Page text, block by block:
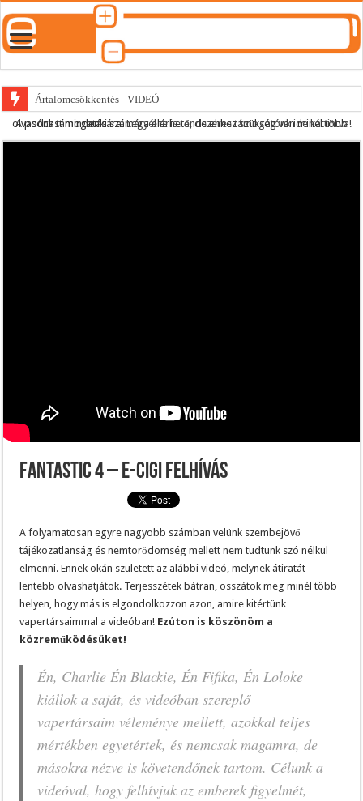
Ártalomcsökkentés - VIDEÓ
E-cigi használati szokások 2.0
A podcast mindenki számára elérhető, de ehhez szükség van minél több olvasónk támogatására.Legyél te is rendszeres támogatónk ide kattintva!
Fantastic 4 – E-cigi felhívás
A folyamatosan egyre nagyobb számban velünk szembejövő
tájékozatlanság és nemtörődömség mellett nem tudtunk szó nélkül
elmenni. Ennek okán született az alábbi videó, melynek átiratát
lentebb olvashatjátok. Terjesszétek bátran, osszátok meg minél több
helyen, hogy más is elgondolkozzon azon, amire kitértünk
vapertársaimmal a videóban! Ezúton is köszönöm a
közreműködésüket!
Én, Charlie Én Blackie, Én Fifika, Én Loloke
kiállok a saját, és videóban szereplő
vapertársaim véleménye mellett, azokkal teljes
mértékben egyetértek, és nemcsak magamra, de
másokra nézve is követendőnek tartom. Célunk a
videóval, hogy felhívjuk az emberek figyelmét,